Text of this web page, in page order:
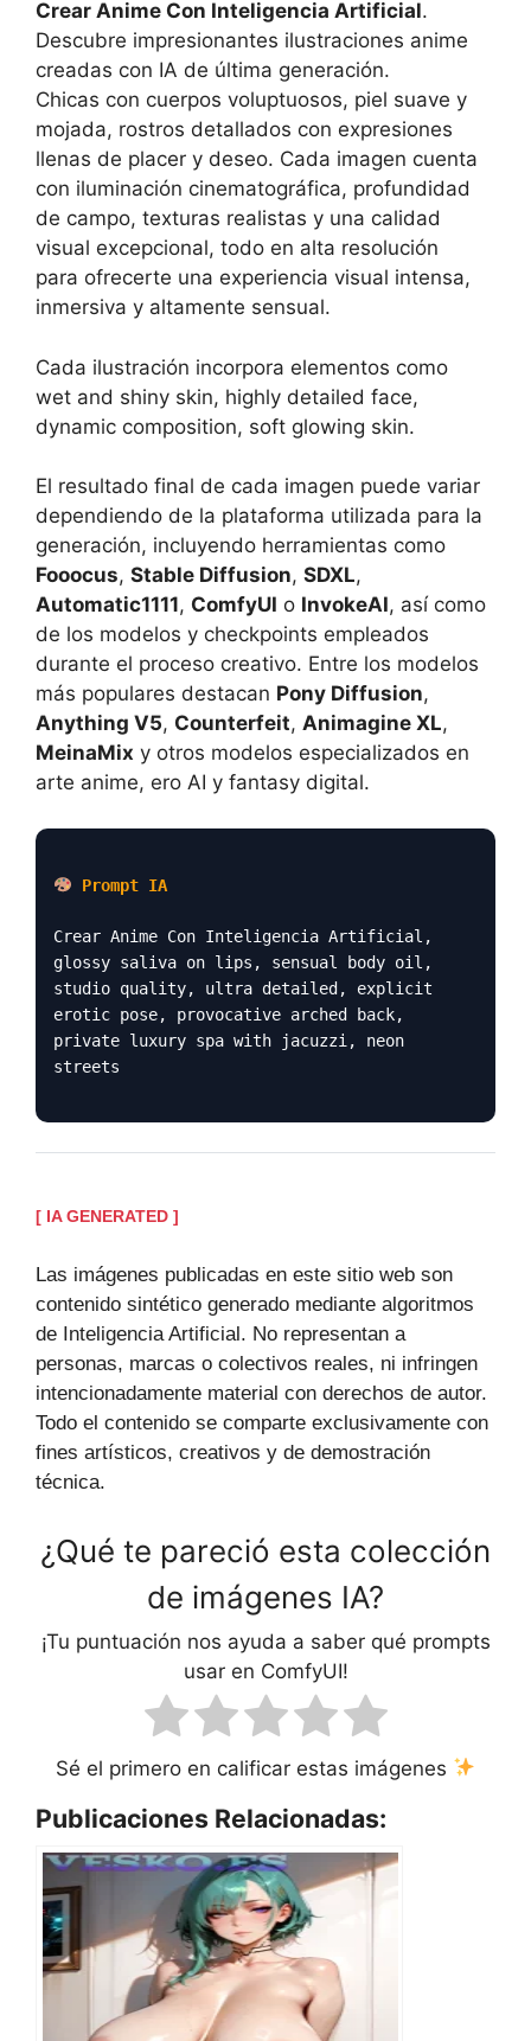
Crear Anime Con Inteligencia Artificial.
Descubre impresionantes ilustraciones anime
creadas con IA de última generación.
Chicas con cuerpos voluptuosos, piel suave y
mojada, rostros detallados con expresiones
llenas de placer y deseo. Cada imagen cuenta
con iluminación cinematográfica, profundidad
de campo, texturas realistas y una calidad
visual excepcional, todo en alta resolución
para ofrecerte una experiencia visual intensa,
inmersiva y altamente sensual.
Cada ilustración incorpora elementos como
wet and shiny skin, highly detailed face,
dynamic composition, soft glowing skin.
El resultado final de cada imagen puede variar
dependiendo de la plataforma utilizada para la
generación, incluyendo herramientas como
Fooocus, Stable Diffusion, SDXL,
Automatic1111, ComfyUI o InvokeAI, así como
de los modelos y checkpoints empleados
durante el proceso creativo. Entre los modelos
más populares destacan Pony Diffusion,
Anything V5, Counterfeit, Animagine XL,
MeinaMix y otros modelos especializados en
arte anime, ero AI y fantasy digital.
Prompt IA
Crear Anime Con Inteligencia Artificial,
glossy saliva on lips, sensual body oil,
studio quality, ultra detailed, explicit
erotic pose, provocative arched back,
private luxury spa with jacuzzi, neon
streets
[ IA GENERATED ]
Las imágenes publicadas en este sitio web son
contenido sintético generado mediante algoritmos
de Inteligencia Artificial. No representan a
personas, marcas o colectivos reales, ni infringen
intencionadamente material con derechos de autor.
Todo el contenido se comparte exclusivamente con
fines artísticos, creativos y de demostración
técnica.
¿Qué te pareció esta colección
de imágenes IA?
¡Tu puntuación nos ayuda a saber qué prompts
usar en ComfyUI!
Sé el primero en calificar estas imágenes
Publicaciones Relacionadas: